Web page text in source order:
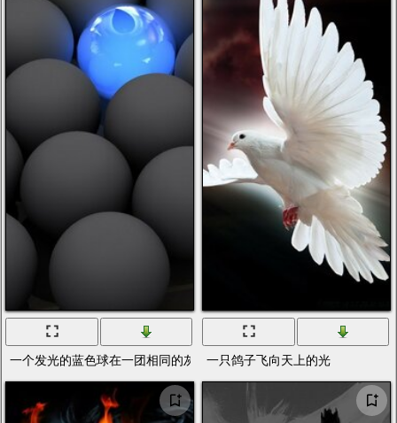
一个发光的蓝色球在一团相同的灰色球中一只鸽子飞向天上的光